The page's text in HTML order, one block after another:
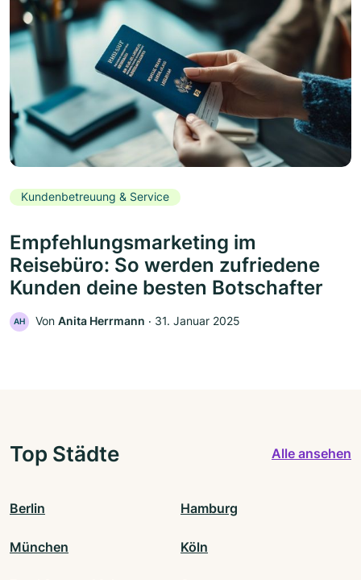
Kundenbetreuung & Service
Empfehlungsmarketing im
Reisebüro: So werden zufriedene
Kunden deine besten Botschafter
AH Von Anita Herrmann ‧ 31. Januar 2025
Top Städte Alle ansehen
Berlin Hamburg
München Köln